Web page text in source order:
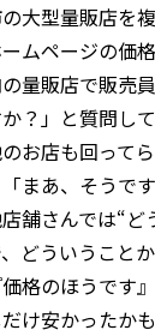
大型量販店を
ムページの価
量販店で販売
？」と質問し
お店も回って
まあ、そうで
舗さんでは“
どういうこと
格のほうです
だけ安かったか